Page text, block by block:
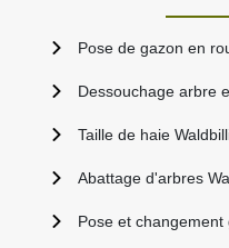
Pose de gazon en
Dessouchage arbre
Taille de haie
Abattage d'arbres
Pose et changement